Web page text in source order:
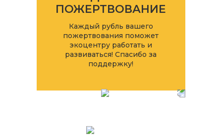
ПОЖЕРТВОВАНИЕ
Каждый рубль вашего
пожертвования поможет
экоцентру работать и
развиваться! Спасибо за
поддержку!